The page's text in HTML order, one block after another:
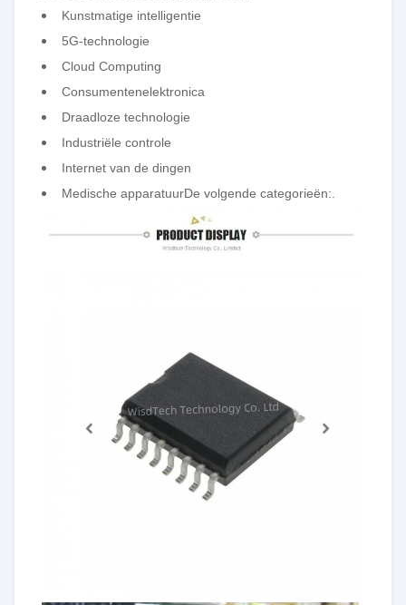
Kunstmatige intelligentie
5G-technologie
Cloud Computing
Consumentenelektronica
Draadloze technologie
Industriële controle
Internet van de dingen
Medische apparatuurDe volgende categorieën: